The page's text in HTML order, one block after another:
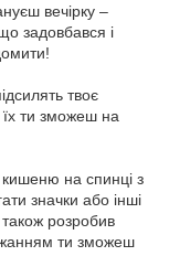
вечірку –
задовбався і
твоє
їх ти зможеш на
на спинці з
значки або інші
також розробив
ти зможеш